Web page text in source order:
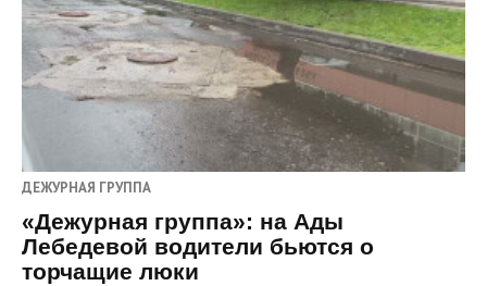
ДЕЖУРНАЯ ГРУППА
«Дежурная группа»: на Ады
Лебедевой водители бьются о
торчащие люки